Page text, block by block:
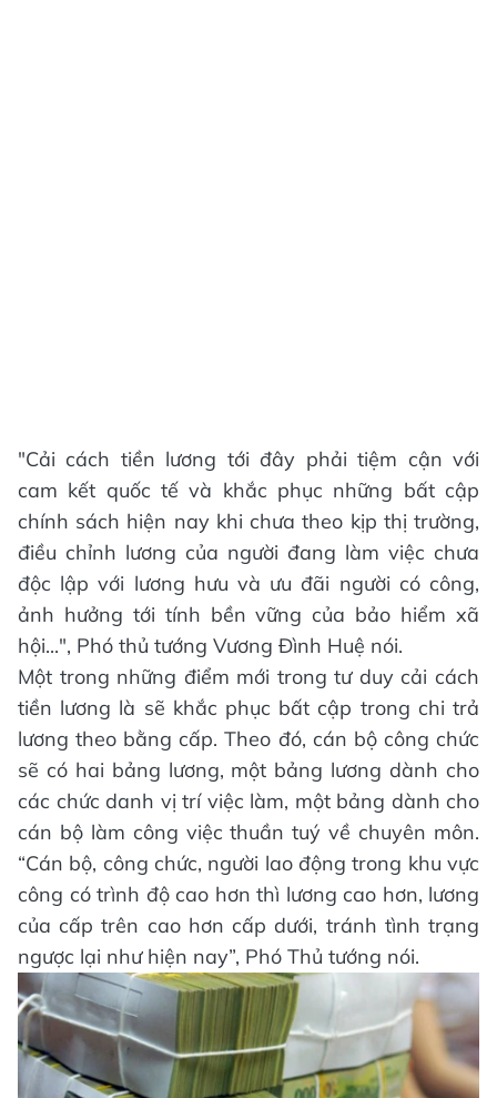
"Cải cách tiền lương tới đây phải tiệm cận với
cam kết quốc tế và khắc phục những bất cập
chính sách hiện nay khi chưa theo kịp thị trường,
điều chỉnh lương của người đang làm việc chưa
độc lập với lương hưu và ưu đãi người có công,
ảnh hưởng tới tính bền vững của bảo hiểm xã
hội...", Phó thủ tướng Vương Đình Huệ nói.
Một trong những điểm mới trong tư duy cải cách
tiền lương là sẽ khắc phục bất cập trong chi trả
lương theo bằng cấp. Theo đó, cán bộ công chức
sẽ có hai bảng lương, một bảng lương dành cho
các chức danh vị trí việc làm, một bảng dành cho
cán bộ làm công việc thuần tuý về chuyên môn.
“Cán bộ, công chức, người lao động trong khu vực
công có trình độ cao hơn thì lương cao hơn, lương
của cấp trên cao hơn cấp dưới, tránh tình trạng
ngược lại như hiện nay”, Phó Thủ tướng nói.